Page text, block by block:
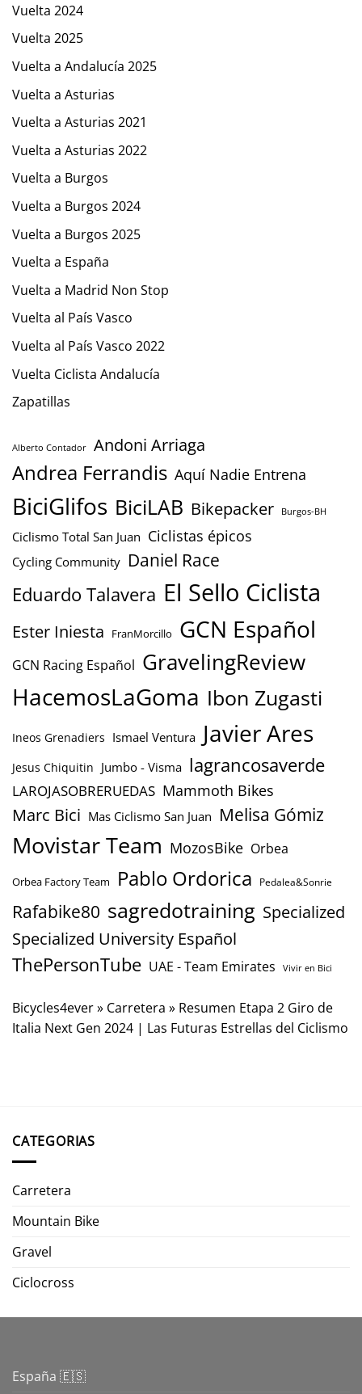
Vuelta 2024
Vuelta 2025
Vuelta a Andalucía 2025
Vuelta a Asturias
Vuelta a Asturias 2021
Vuelta a Asturias 2022
Vuelta a Burgos
Vuelta a Burgos 2024
Vuelta a Burgos 2025
Vuelta a España
Vuelta a Madrid Non Stop
Vuelta al País Vasco
Vuelta al País Vasco 2022
Vuelta Ciclista Andalucía
Zapatillas
Alberto Contador Andoni Arriaga
Andrea Ferrandis Aquí Nadie Entrena
BiciGlifos BiciLAB Bikepacker Burgos-BH
Ciclismo Total San Juan Ciclistas épicos
Cycling Community Daniel Race
Eduardo Talavera El Sello Ciclista
Ester Iniesta FranMorcillo GCN Español
GCN Racing Español GravelingReview
HacemosLaGoma Ibon Zugasti
Ineos Grenadiers Ismael Ventura Javier Ares
Jesus Chiquitin Jumbo - Visma lagrancosaverde
LAROJASOBRERUEDAS Mammoth Bikes
Marc Bici Mas Ciclismo San Juan Melisa Gómiz
Movistar Team MozosBike Orbea
Orbea Factory Team Pablo Ordorica Pedalea&Sonrie
Rafabike80 sagredotraining Specialized
Specialized University Español
ThePersonTube UAE - Team Emirates Vivir en Bici
Bicycles4ever» Carretera » Resumen Etapa 2 Giro de
Italia Next Gen 2024 | Las Futuras Estrellas del Ciclismo
CATEGORIAS
Carretera
Mountain Bike
Gravel
Ciclocross
España 🇪🇸